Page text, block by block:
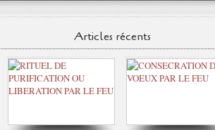
Articles récents